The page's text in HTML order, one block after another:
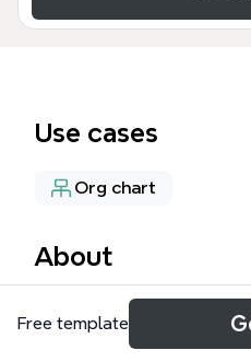
Use cases
Org chart
About
O template 'Company
uma representação visual
Free template